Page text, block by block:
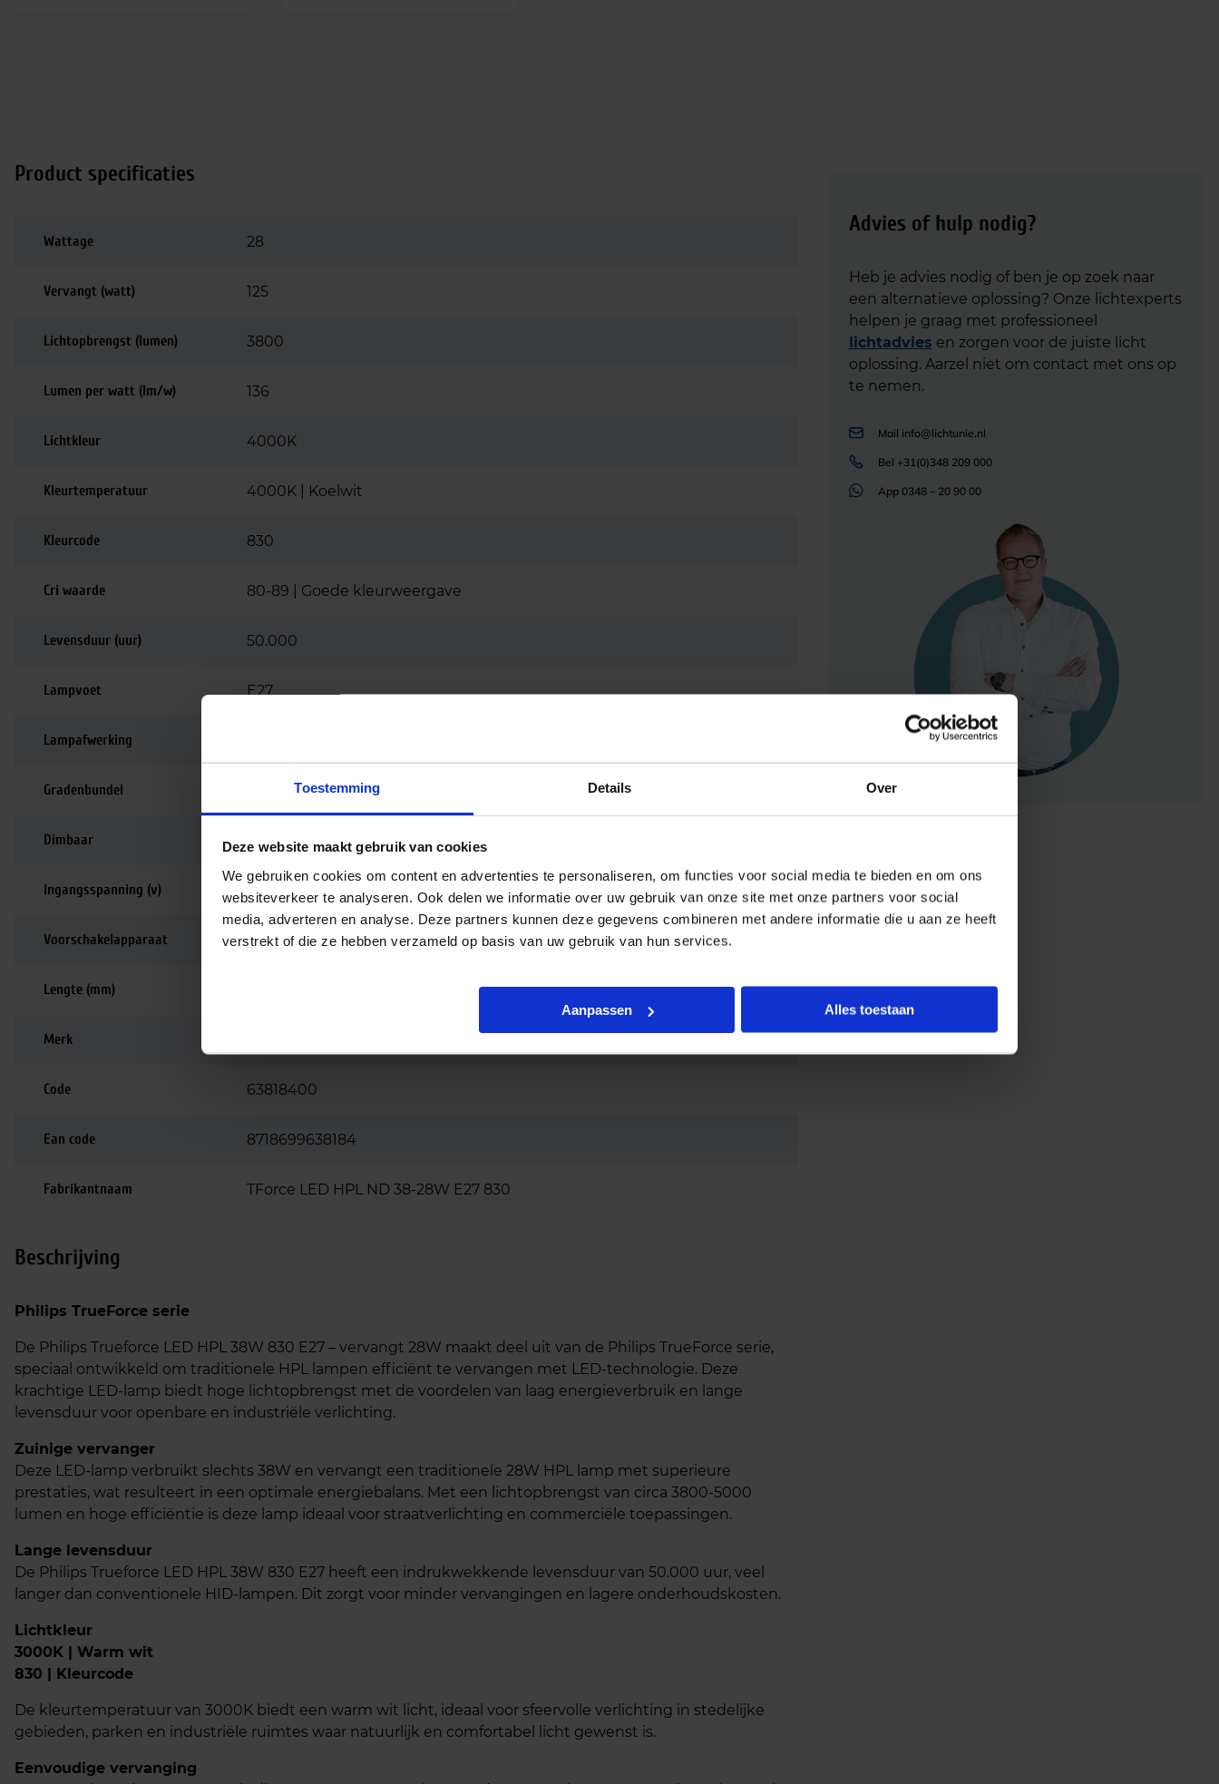
Toestemming Details Over
Deze website maakt gebruik van cookies
We gebruiken cookies om content en advertenties te personaliseren, om functies voor social media te bieden en om ons
websiteverkeer te analyseren. Ook delen we informatie over uw gebruik van onze site met onze partners voor social
media, adverteren en analyse. Deze partners kunnen deze gegevens combineren met andere informatie die u aan ze heeft
verstrekt of die ze hebben verzameld op basis van uw gebruik van hun services.
Aanpassen Alles toestaan
Product specificaties
Wattage 28
Vervangt (watt) 125
Lichtopbrengst (lumen) 3800
Lumen per watt (lm/w) 136
Lichtkleur 4000K
Kleurtemperatuur 4000K | Koelwit
Kleurcode 830
Cri waarde 80-89 | Goede kleurweergave
Levensduur (uur) 50.000
Lampvoet E27
Lampafwerking
Gradenbundel 360 graden
Dimbaar Niet dimbaar
Ingangsspanning (v) 220-240
Voorschakelapparaat Netspanning (AC mains)
Lengte (mm)
Merk
Code 63818400
Ean code 8718699638184
Fabrikantnaam TForce LED HPL ND 38-28W E27 830
Beschrijving
Philips TrueForce serie
De Philips Trueforce LED HPL 38W 830 E27 – vervangt 28W maakt deel uit van de Philips TrueForce serie,
speciaal ontwikkeld om traditionele HPL lampen efficiënt te vervangen met LED-technologie. Deze
krachtige LED-lamp biedt hoge lichtopbrengst met de voordelen van laag energieverbruik en lange
levensduur voor openbare en industriële verlichting.
Zuinige vervanger
Deze LED-lamp verbruikt slechts 38W en vervangt een traditionele 28W HPL lamp met superieure
prestaties, wat resulteert in een optimale energiebalans. Met een lichtopbrengst van circa 3800-5000
lumen en hoge efficiëntie is deze lamp ideaal voor straatverlichting en commerciële toepassingen.
Lange levensduur
De Philips Trueforce LED HPL 38W 830 E27 heeft een indrukwekkende levensduur van 50.000 uur, veel
langer dan conventionele HID-lampen. Dit zorgt voor minder vervangingen en lagere onderhoudskosten.
Lichtkleur
3000K | Warm wit
830 | Kleurcode
De kleurtemperatuur van 3000K biedt een warm wit licht, ideaal voor sfeervolle verlichting in stedelijke
gebieden, parken en industriële ruimtes waar natuurlijk en comfortabel licht gewenst is.
Eenvoudige vervanging
Advies of hulp nodig?
Heb je advies nodig of ben je op zoek naar
een alternatieve oplossing? Onze lichtexperts
helpen je graag met professioneel
lichtadvies en zorgen voor de juiste licht
oplossing. Aarzel niet om contact met ons op
te nemen.
Mail info@lichtunie.nl
Bel +31(0)348 209 000
App 0348 – 20 90 00